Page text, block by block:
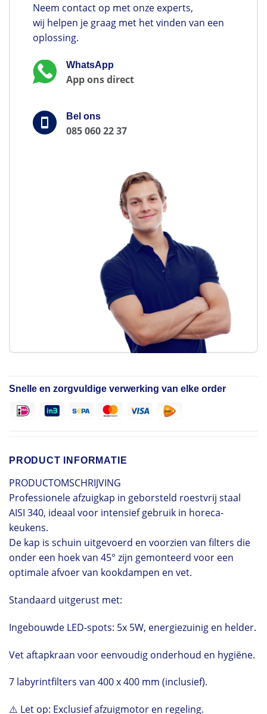
Neem contact op met onze experts,
wij helpen je graag met het vinden van een
oplossing.
WhatsApp
App ons direct
Bel ons
085 060 22 37
Snelle en zorgvuldige verwerking van elke order
PRODUCT INFORMATIE
PRODUCTOMSCHRIJVING
Professionele afzuigkap in geborsteld roestvrij staal
AISI 340, ideaal voor intensief gebruik in horeca-
keukens.
De kap is schuin uitgevoerd en voorzien van filters die
onder een hoek van 45° zijn gemonteerd voor een
optimale afvoer van kookdampen en vet.
Standaard uitgerust met:
Ingebouwde LED-spots: 5x 5W, energiezuinig en helder.
Vet aftapkraan voor eenvoudig onderhoud en hygiëne.
7 labyrintfilters van 400 x 400 mm (inclusief).
⚠️ Let op: Exclusief afzuigmotor en regeling.